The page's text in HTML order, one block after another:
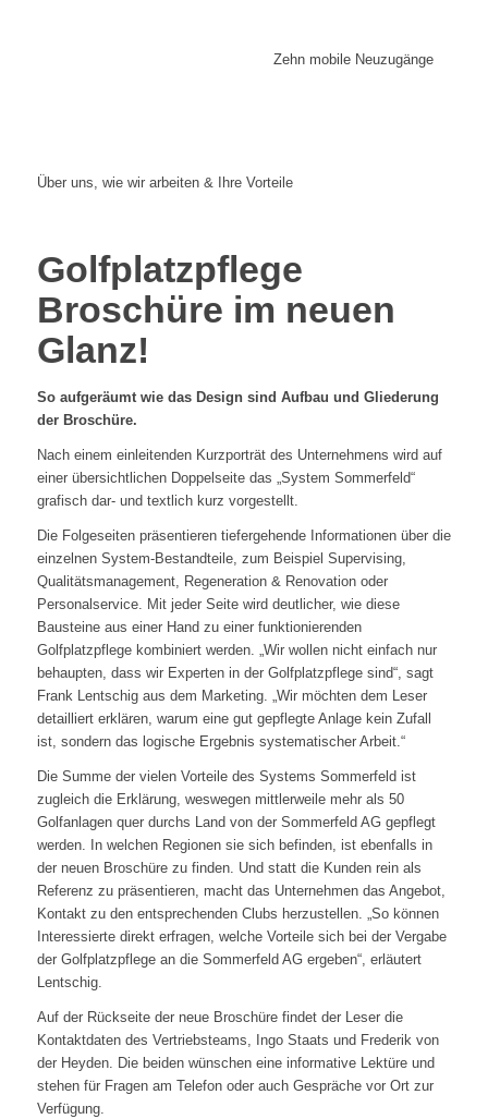
Zehn mobile Neuzugänge
Über uns, wie wir arbeiten & Ihre Vorteile
Golfplatzpflege
Broschüre im neuen
Glanz!
So aufgeräumt wie das Design sind Aufbau und Gliederung
der Broschüre.
Nach einem einleitenden Kurzporträt des Unternehmens wird auf
einer übersichtlichen Doppelseite das „System Sommerfeld“
grafisch dar- und textlich kurz vorgestellt.
Die Folgeseiten präsentieren tiefergehende Informationen über die
einzelnen System-Bestandteile, zum Beispiel Supervising,
Qualitätsmanagement, Regeneration & Renovation oder
Personalservice. Mit jeder Seite wird deutlicher, wie diese
Bausteine aus einer Hand zu einer funktionierenden
Golfplatzpflege kombiniert werden. „Wir wollen nicht einfach nur
behaupten, dass wir Experten in der Golfplatzpflege sind“, sagt
Frank Lentschig aus dem Marketing. „Wir möchten dem Leser
detailliert erklären, warum eine gut gepflegte Anlage kein Zufall
ist, sondern das logische Ergebnis systematischer Arbeit.“
Die Summe der vielen Vorteile des Systems Sommerfeld ist
zugleich die Erklärung, weswegen mittlerweile mehr als 50
Golfanlagen quer durchs Land von der Sommerfeld AG gepflegt
werden. In welchen Regionen sie sich befinden, ist ebenfalls in
der neuen Broschüre zu finden. Und statt die Kunden rein als
Referenz zu präsentieren, macht das Unternehmen das Angebot,
Kontakt zu den entsprechenden Clubs herzustellen. „So können
Interessierte direkt erfragen, welche Vorteile sich bei der Vergabe
der Golfplatzpflege an die Sommerfeld AG ergeben“, erläutert
Lentschig.
Auf der Rückseite der neue Broschüre findet der Leser die
Kontaktdaten des Vertriebsteams, Ingo Staats und Frederik von
der Heyden. Die beiden wünschen eine informative Lektüre und
stehen für Fragen am Telefon oder auch Gespräche vor Ort zur
Verfügung.